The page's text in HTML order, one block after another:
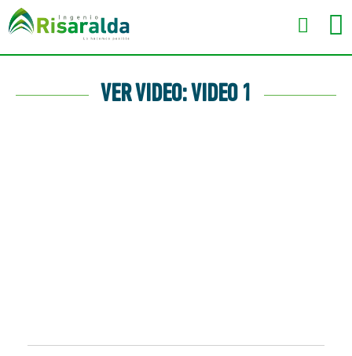
VER VIDEO: VIDEO 1